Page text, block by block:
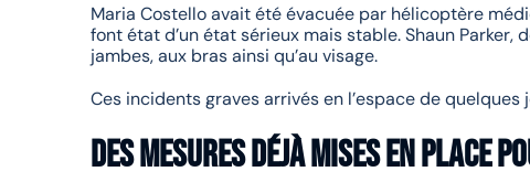
Maria Costello avait été évacuée par hélicoptère
font état d’un état sérieux mais stable. Shaun
jambes, aux bras ainsi qu’au visage.
Ces incidents graves arrivés en l’espace de
Des mesures déjà mises en place